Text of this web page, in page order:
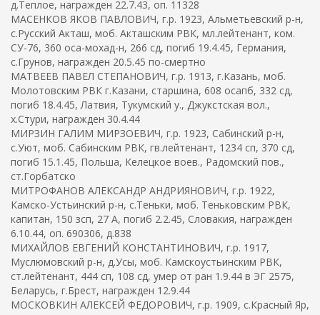
д.Теплое, награжден 22.7.43, оп. 11328
МАСЕНКОВ ЯКОВ ПАВЛОВИЧ, г.р. 1923, Альметьевский р-н,
с.Русский Акташ, моб. Акташским РВК, мл.лейтенант, ком.
СУ-76, 360 оса-мохад-н, 266 сд, погиб 19.4.45, Германия,
с.Грунов, награжден 20.5.45 по-смертно
МАТВЕЕВ ПАВЕЛ СТЕПАНОВИЧ, г.р. 1913, г.Казань, моб.
Молотовским РВК г.Казани, старшина, 608 осапб, 332 сд,
погиб 18.4.45, Латвия, Тукумский у., Джукстская вол.,
х.Стури, награжден 30.4.44
МИРЗИН ГАЛИМ МИРЗОЕВИЧ, г.р. 1923, Сабинский р-н,
с.Уют, моб. Сабинским РВК, гв.лейтенант, 1234 сп, 370 сд,
погиб 15.1.45, Польша, Келецкое воев., Радомский пов.,
ст.Горбатско
МИТРОФАНОВ АЛЕКСАНДР АНДРИЯНОВИЧ, г.р. 1922,
Камско-Устьинский р-н, с.Теньки, моб. Теньковским РВК,
капитан, 150 зсп, 27 А, погиб 2.2.45, Словакия, награжден
6.10.44, оп. 690306, д.838
МИХАЙЛОВ ЕВГЕНИЙ КОНСТАНТИНОВИЧ, г.р. 1917,
Муслюмовский р-н, д.Усы, моб. Камскоустьинским РВК,
ст.лейтенант, 444 сп, 108 сд, умер от ран 1.9.44 в ЭГ 2575,
Беларусь, г.Брест, награжден 12.9.44
МОСКОВКИН АЛЕКСЕЙ ФЕДОРОВИЧ, г.р. 1909, с.Красный Яр,